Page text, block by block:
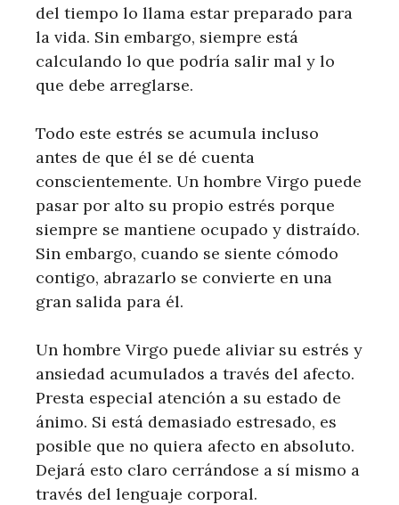
del tiempo lo llama estar preparado para
la vida. Sin embargo, siempre está
calculando lo que podría salir mal y lo
que debe arreglarse.
Todo este estrés se acumula incluso
antes de que él se dé cuenta
conscientemente. Un hombre Virgo puede
pasar por alto su propio estrés porque
siempre se mantiene ocupado y distraído.
Sin embargo, cuando se siente cómodo
contigo, abrazarlo se convierte en una
gran salida para él.
Un hombre Virgo puede aliviar su estrés y
ansiedad acumulados a través del afecto.
Presta especial atención a su estado de
ánimo. Si está demasiado estresado, es
posible que no quiera afecto en absoluto.
Dejará esto claro cerrándose a sí mismo a
través del lenguaje corporal.